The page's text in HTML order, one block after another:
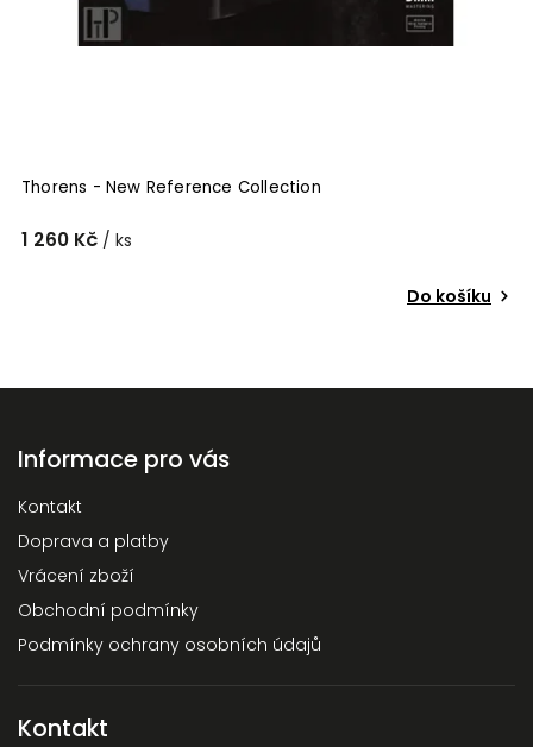
Thorens - New Reference Collection
1 260 Kč / ks
Do košíku
Informace pro vás
Kontakt
Doprava a platby
Vrácení zboží
Obchodní podmínky
Podmínky ochrany osobních údajů
Kontakt